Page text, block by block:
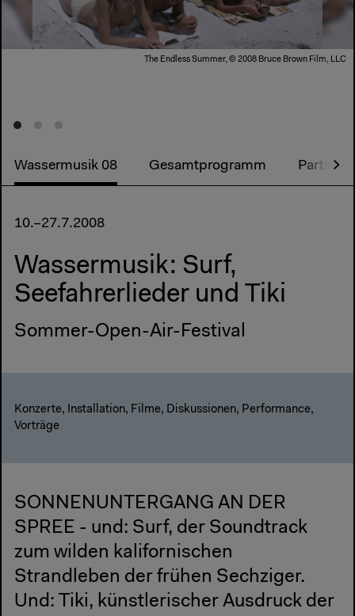
The Endless Summer, © 2008 Bruce Brown Film, LLC
Wassermusik 08 Gesamtprogramm Partner
10.–27.7.2008
Wassermusik: Surf,
Seefahrerlieder und Tiki
Sommer-Open-Air-Festival
Konzerte, Installation, Filme, Diskussionen, Performance,
Vorträge
SONNENUNTERGANG AN DER
SPREE - und: Surf, der Soundtrack
zum wilden kalifornischen
Strandleben der frühen Sechziger.
Und: Tiki, künstlerischer Ausdruck der